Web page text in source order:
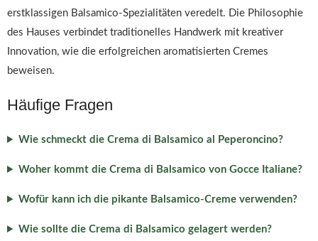
erstklassigen Balsamico-Spezialitäten veredelt. Die Philosophie
des Hauses verbindet traditionelles Handwerk mit kreativer
Innovation, wie die erfolgreichen aromatisierten Cremes
beweisen.
Häufige Fragen
Wie schmeckt die Crema di Balsamico al Peperoncino?
Woher kommt die Crema di Balsamico von Gocce Italiane?
Wofür kann ich die pikante Balsamico-Creme verwenden?
Wie sollte die Crema di Balsamico gelagert werden?